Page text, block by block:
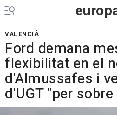
VALENCIÀ
Ford demana
flexibilitat en el
d'Almussafes i
d'UGT "per